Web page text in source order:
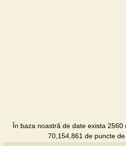
În baza noastră de date exista
70,154,861 de puncte